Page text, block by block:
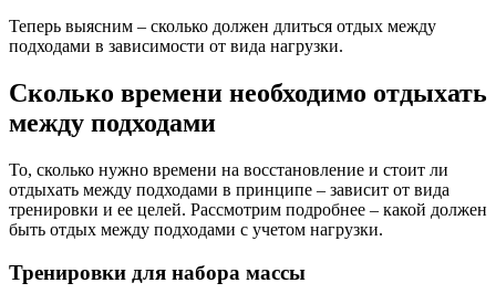
Теперь выясним – сколько должен длиться отдых между
подходами в зависимости от вида нагрузки.
Сколько времени необходимо отдыхать
между подходами
То, сколько нужно времени на восстановление и стоит ли
отдыхать между подходами в принципе – зависит от вида
тренировки и ее целей. Рассмотрим подробнее – какой должен
быть отдых между подходами с учетом нагрузки.
Тренировки для набора массы